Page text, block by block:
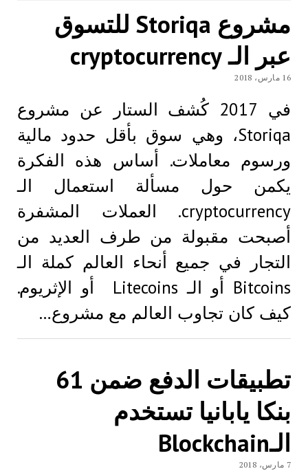
مشروع Storiqa للتسوق
عبر الـ cryptocurrency
16 مارس، 2018
في 2017 كُشف الستار عن مشروع
Storiqa، وهي سوق بأقل حدود مالية
ورسوم معاملات. أساس هذه الفكرة
يكمن حول مسألة استعمال الـ
cryptocurrency. العملات المشفرة
أصبحت مقبولة من طرف العديد من
التجار في جميع أنحاء العالم كملة الـ
Bitcoins أو الـ Litecoins أو الإثريوم.
كيف كان تجاوب العالم مع مشروع…
تطبيقات الدفع ضمن 61
بنكا يابانيا تستخدم
الـBlockchain
7 مارس، 2018